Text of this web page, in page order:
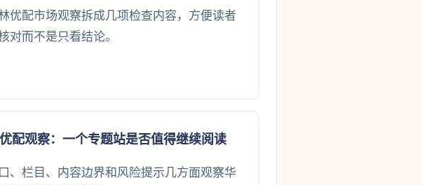
优配市场观察拆成几项检查内容，方便读者
对而不是只看结论。
配观察：一个专题站是否值得继续阅读
、栏目、内容边界和风险提示几方面观察华